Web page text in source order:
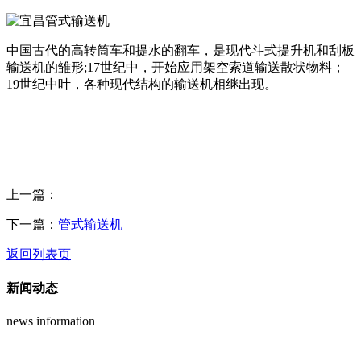
中国古代的高转筒车和提水的翻车，是现代斗式提升机和刮板
输送机的雏形;17世纪中，开始应用架空索道输送散状物料；
19世纪中叶，各种现代结构的输送机相继出现。
上一篇：
下一篇： 管式输送机
返回列表页
新闻动态
news information